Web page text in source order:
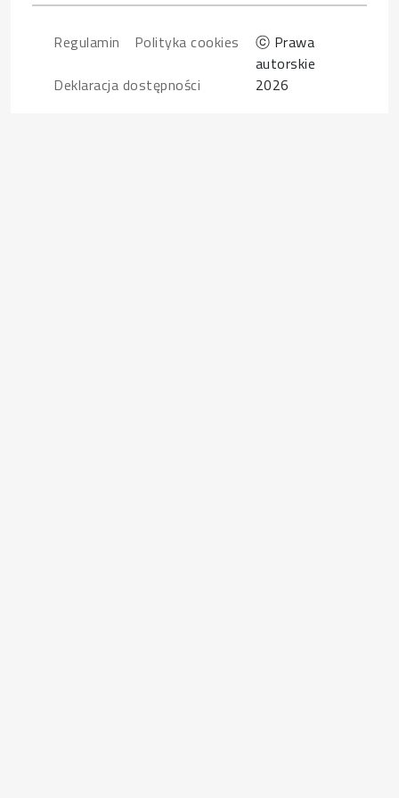
Footer
Regulamin
Polityka cookies
Deklaracja dostępności
ⓒ Prawa
autorskie
2026